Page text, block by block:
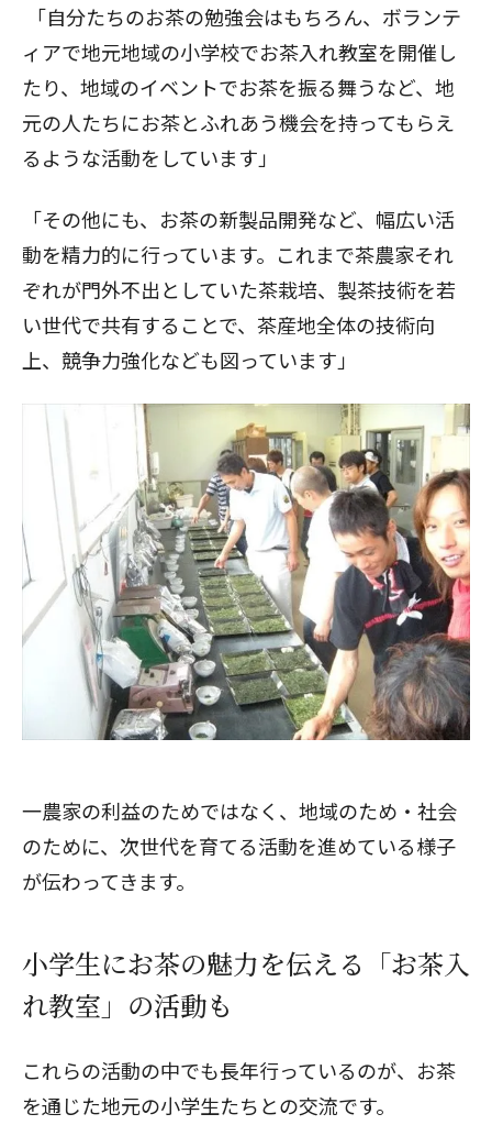
「自分たちのお茶の勉強会はもちろん、ボランテ
ィアで地元地域の小学校でお茶入れ教室を開催し
たり、地域のイベントでお茶を振る舞うなど、地
元の人たちにお茶とふれあう機会を持ってもらえ
るような活動をしています」
「その他にも、お茶の新製品開発など、幅広い活
動を精力的に行っています。これまで茶農家それ
ぞれが門外不出としていた茶栽培、製茶技術を若
い世代で共有することで、茶産地全体の技術向
上、競争力強化なども図っています」
一農家の利益のためではなく、地域のため・社会
のために、次世代を育てる活動を進めている様子
が伝わってきます。
小学生にお茶の魅力を伝える「お茶入
れ教室」の活動も
これらの活動の中でも長年行っているのが、お茶
を通じた地元の小学生たちとの交流です。